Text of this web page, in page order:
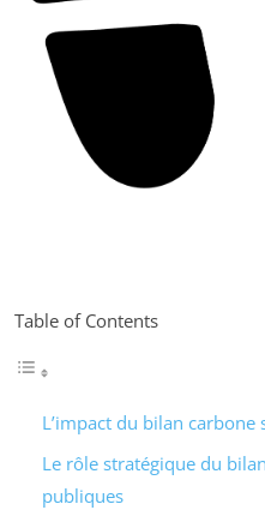
Table of Contents
L’impact du bilan
Le rôle stratégique du
publiques